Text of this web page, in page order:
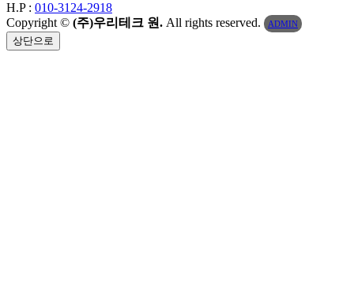
H.P : 010-3124-2918
Copyright © (주)우리테크 원. All rights reserved. ADMIN
상단으로